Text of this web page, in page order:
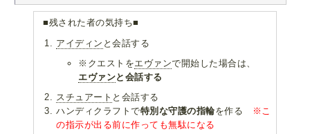
■残された者の気持ち■
アイディン と会話する
※クエストをエヴァンで開始した場合は、
エヴァンと会話する
スチュアート と会話する
ハンディクラフトで特別な守護の指輪を作る
※こ
の指示が出る前に作っても無駄になる